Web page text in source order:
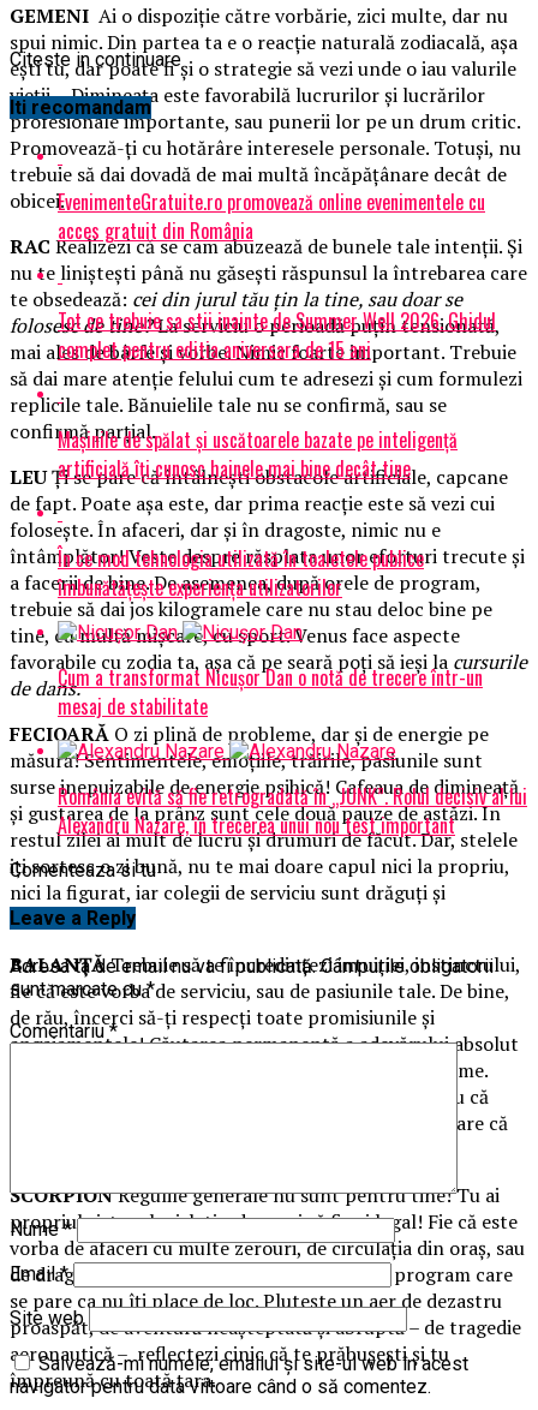
GEMENI Ai o dispoziţie către vorbărie, zici multe, dar nu
spui nimic. Din partea ta e o reacţie naturală zodiacală, aşa
eşti tu, dar poate fi şi o strategie să vezi unde o iau valurile
vieţii… Dimineaţa este favorabilă lucrurilor şi lucrărilor
profesionale importante, sau punerii lor pe un drum critic.
Promovează-ţi cu hotărâre interesele personale. Totuşi, nu
trebuie să dai dovadă de mai multă încăpăţânare decât de
obicei.
RAC Realizezi că se cam abuzează de bunele tale intenţii. Şi
nu te linişteşti până nu găseşti răspunsul la întrebarea care
te obsedează: cei din jurul tău ţin la tine, sau doar se
folosesc de tine?La serviciu o perioadă puţin tensionată,
mai ales de bârfe şi vorbe. Nimic foarte important. Trebuie
să dai mare atenţie felului cum te adresezi şi cum formulezi
replicile tale. Bănuielile tale nu se confirmă, sau se
confirmă parţial.
LEUŢi se pare că întâlneşti obstacole artificiale, capcane
de fapt. Poate aşa este, dar prima reacţie este să vezi cui
foloseşte. În afaceri, dar și în dragoste, nimic nu e
întâmplător! Veste despre răsplata unor eforturi trecute şi
a facerii de bine. De asemenea, după orele de program,
trebuie să dai jos kilogramele care nu stau deloc bine pe
tine, cu multă mişcare, cu sport. Venus face aspecte
favorabile cu zodia ta, aşa că pe seară poţi să ieşi la cursurile
de dans.
FECIOARĂ O zi plină de probleme, dar şi de energie pe
măsură! Sentimentele, emoţiile, trăirile, pasiunile sunt
surse inepuizabile de energie psihică! Cafeaua de dimineaţă
şi gustarea de la prânz sunt cele două pauze de astăzi. In
restul zilei ai mult de lucru şi drumuri de făcut. Dar, stelele
iţi sortesc o zi bună, nu te mai doare capul nici la propriu,
nici la figurat, iar colegii de serviciu sunt drăguţi şi
serviabili.
BALANŢĂTrebuie să te încredinţezi intuiţiei, instinctului,
fie că este vorba de serviciu, sau de pasiunile tale. De bine,
de rău, încerci să-ţi respecţi toate promisiunile şi
angajamentele! Căutarea permanentă a adevărului absolut
şi a perfecţiunii armonioase te fac să pari din altă lume.
Este necesar să-ţi găseşti cuvintele potrivite, pentru că
anturajult tău pare confuz şi distrat. Toată lumea pare că
SCORPIONRegulile generale nu sunt pentru tine! Tu ai
propriul sistem legislativ, dar vezi să fie şi legal! Fie că este
vorba de afaceri cu multe zerouri, de circulaţia din oraş, sau
de dragoste. La prînz, posibilă schimbare de program care
se pare ca nu îţi place de loc. Pluteşte un aer de dezastru
proaspăt, de aventură neaşteptată şi abruptă – de tragedie
aeronautică – reflectezi cinic că te prăbuşeşti şi tu
împreună cu toată ţara.
Citeste in continuare
Iti recomandam
EvenimenteGratuite.ro promovează online evenimentele cu
acces gratuit din România
Tot ce trebuie sa stii inainte de Summer Well 2026. Ghidul
complet pentru editia aniversara de 15 ani
Mașinile de spălat și uscătoarele bazate pe inteligență
artificială îți cunosc hainele mai bine decât tine
În ce mod tehnologia utilizată în toaletele publice
îmbunătățește experiența utilizatorilor
Cum a transformat Nicușor Dan o notă de trecere într-un
mesaj de stabilitate
România evită să fie retrogradată în „JUNK”. Rolul decisiv al lui
Alexandru Nazare, în trecerea unui nou test important
Comenteaza si tu
Leave a Reply
Adresa ta de email nu va fi publicată. Câmpurile obligatorii
sunt marcate cu*
Comentariu*
Nume*
Email*
Site web
Salvează-mi numele, emailul și site-ul web în acest
navigator pentru data viitoare când o să comentez.